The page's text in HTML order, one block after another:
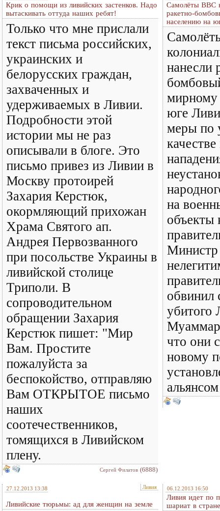
Крик о помощи из ливийских застенков. Надо
вытаскивать оттуда наших ребят!
Только что мне прислали
текст письма российских,
украинских и
белорусских граждан,
захваченных и
удерживаемых в Ливии.
Подробности этой
истории мы не раз
описывали в блоге. Это
письмо привез из Ливии в
Москву протоирей
Захария Керстюк,
окормляющий прихожан
Храма Святого ап.
Андрея Первозванного
при посольстве Украины в
ливийской столице
Триполи. В
сопроводительном
обращении Захария
Керстюк пишет: "Мир
Вам. Простите
пожалуйста за
беспокойство, отправляю
Вам ОТКРЫТОЕ письмо
наших
соотечественников,
томящихся в Ливийском
плену.
Сергей Филатов (6888)
Самолёты ВВС
ракетно-
населению на
нанесли
мирному
юге
меры по
на
объекты
обвинил
убитого
что они
новому
27.12.2013 13:38 Ливия
Ливийские тюрьмы: ад для женщин на земле
06.12.2013 16:50
Ливия идет по
шариат в